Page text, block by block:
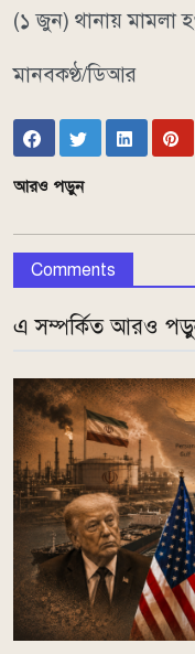
(১ জুন) থানায় মামলা
মানবকণ্ঠ/ডিআর
আরও পড়ুন
Comments
এ সম্পর্কিত আরও